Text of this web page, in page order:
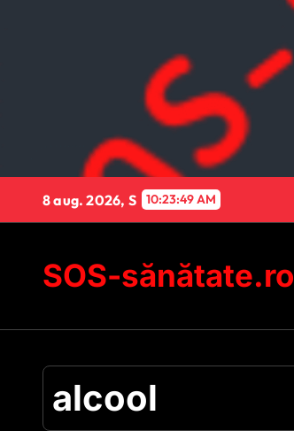
8 aug. 2026, S 10:23:51 AM
SOS-sănătate.ro
alcool